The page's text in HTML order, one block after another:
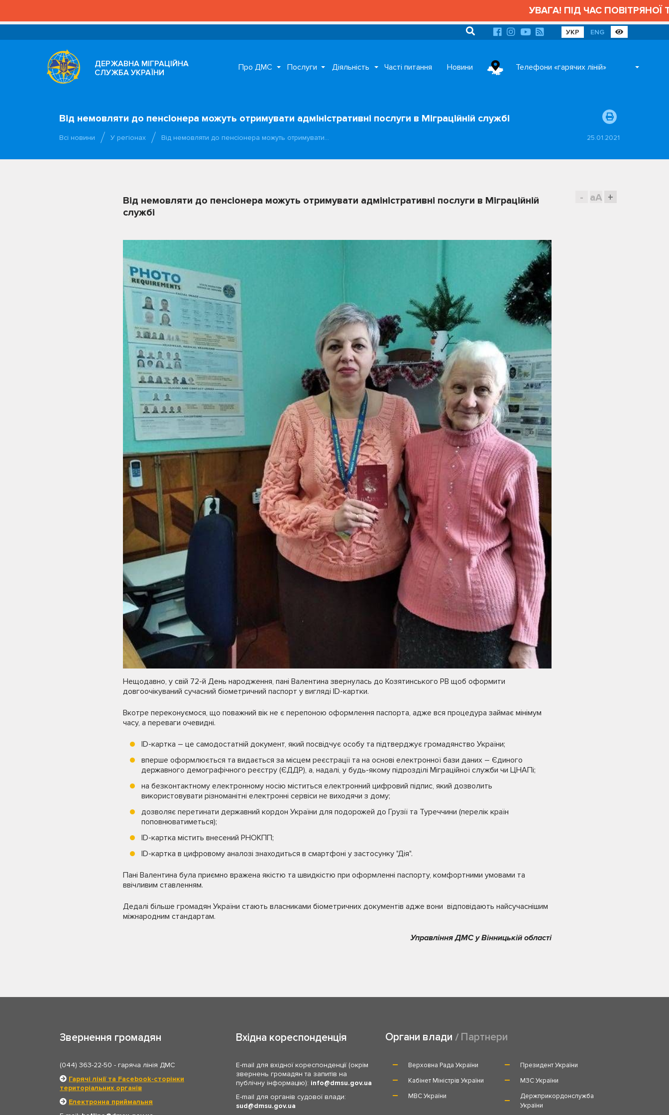
УВАГА! ПІД ЧАС ПОВІТРЯНОЇ
УКР ENG
ДЕРЖАВНА МІГРАЦІЙНА
СЛУЖБА УКРАЇНИ
Про ДМС Послуги Діяльність Часті питання Новини Телефони «гарячих ліній»
Від немовляти до пенсіонера можуть отримувати адміністративні послуги в Міграційній службі
Всі новини У регіонах Від немовляти до пенсіонера можуть отримувати… 25.01.2021
- aA +
Від немовляти до пенсіонера можуть отримувати адміністративні послуги в Міграційній
службі
Нещодавно, у свій 72-й День народження, пані Валентина звернулась до Козятинського РВ щоб оформити
довгоочікуваний сучасний біометричний паспорт у вигляді ID-картки.
Вкотре переконуємося, що поважний вік не є перепоною оформлення паспорта, адже вся процедура займає мінімум
часу, а переваги очевидні.
ID-картка – це самодостатній документ, який посвідчує особу та підтверджує громадянство України;
вперше оформлюється та видається за місцем реєстрації та на основі електронної бази даних – Єдиного
державного демографічного реєстру (ЄДДР), а, надалі, у будь-якому підрозділі Міграційної служби чи ЦНАПі;
на безконтактному електронному носію міститься електронний цифровий підпис, який дозволить
використовувати різноманітні електронні сервіси не виходячи з дому;
дозволяє перетинати державний кордон України для подорожей до Грузії та Туреччини (перелік країн
поповнюватиметься);
ID-картка містить внесений РНОКПП;
ID-картка в цифровому аналозі знаходиться в смартфоні у застосунку "Дія".
Пані Валентина була приємно вражена якістю та швидкістю при оформленні паспорту, комфортними умовами та
ввічливим ставленням.
Дедалі більше громадян України стають власниками біометричних документів адже вони відповідають найсучаснішим
міжнародним стандартам.
Управління ДМС у Вінницькій області
Звернення громадян
(044) 363-22-50 - гаряча лінія ДМС
Гарячі лінії та Facebook-сторінки
територіальних органів
Електронна приймальня
Вхідна кореспонденція
E-mail для вхідної кореспонденції (окрім
звернень громадян та запитів на
публічну інформацію): info
dmsu.gov.ua
E-mail для органів судової влади:
sud
dmsu.gov.ua
Органи влади Партнери
Верховна Рада України
Президент України
Кабінет Міністрів України
МЗС України
МВС України
Держприкордонслужба
України